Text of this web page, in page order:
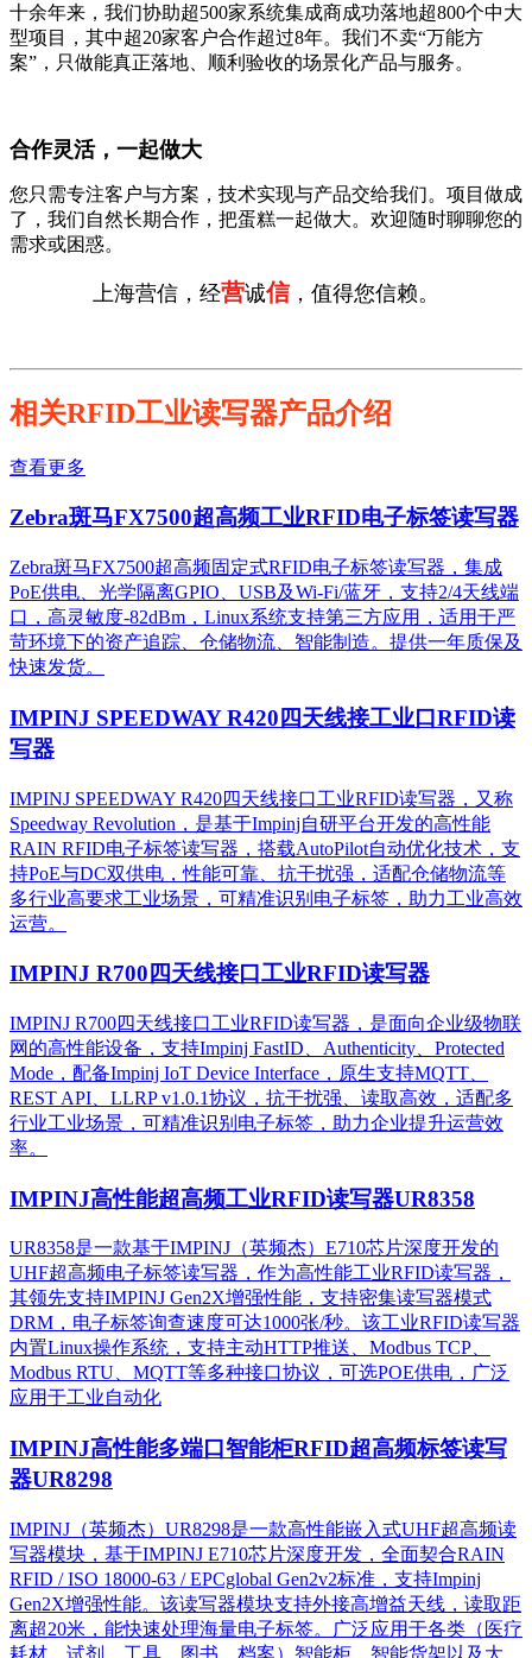
十余年来，我们协助超500家系统集成商成功落地超800个中大
型项目，其中超20家客户合作超过8年。我们不卖“万能方
案”，只做能真正落地、顺利验收的场景化产品与服务。
合作灵活，一起做大
您只需专注客户与方案，技术实现与产品交给我们。项目做成
了，我们自然长期合作，把蛋糕一起做大。欢迎随时聊聊您的
需求或困惑。
上海营信，经营诚信，值得您信赖。
相关RFID工业读写器产品介绍
查看更多
Zebra斑马FX7500超高频工业RFID电子标签读写器
Zebra斑马FX7500超高频固定式RFID电子标签读写器，集成
PoE供电、光学隔离GPIO、USB及Wi-Fi/蓝牙，支持2/4天线端
口，高灵敏度-82dBm，Linux系统支持第三方应用，适用于严
苛环境下的资产追踪、仓储物流、智能制造。提供一年质保及
快速发货。
IMPINJ SPEEDWAY R420四天线接工业口RFID读
写器
IMPINJ SPEEDWAY R420四天线接口工业RFID读写器，又称
Speedway Revolution，是基于Impinj自研平台开发的高性能
RAIN RFID电子标签读写器，搭载AutoPilot自动优化技术，支
持PoE与DC双供电，性能可靠、抗干扰强，适配仓储物流等
多行业高要求工业场景，可精准识别电子标签，助力工业高效
运营。​
IMPINJ R700四天线接口工业RFID读写器
IMPINJ R700四天线接口工业RFID读写器，是面向企业级物联
网的高性能设备，支持Impinj FastID、Authenticity、Protected
Mode，配备Impinj IoT Device Interface，原生支持MQTT、
REST API、LLRP v1.0.1协议，抗干扰强、读取高效，适配多
行业工业场景，可精准识别电子标签，助力企业提升运营效
率。
IMPINJ高性能超高频工业RFID读写器UR8358
UR8358是一款基于IMPINJ（英频杰）E710芯片深度开发的
UHF超高频电子标签读写器，作为高性能工业RFID读写器，
其领先支持IMPINJ Gen2X增强性能，支持密集读写器模式
DRM，电子标签询查速度可达1000张/秒。该工业RFID读写器
内置Linux操作系统，支持主动HTTP推送、Modbus TCP、
Modbus RTU、MQTT等多种接口协议，可选POE供电，广泛
应用于工业自动化
IMPINJ高性能多端口智能柜RFID超高频标签读写
器UR8298
IMPINJ（英频杰）UR8298是一款高性能嵌入式UHF超高频读
写器模块，基于IMPINJ E710芯片深度开发，全面契合RAIN
RFID / ISO 18000-63 / EPCglobal Gen2v2标准，支持Impinj
Gen2X增强性能。该读写器模块支持外接高增益天线，读取距
离超20米，能快速处理海量电子标签。广泛应用于各类（医疗
耗材、试剂、工具、图书、档案）智能柜、智能货架以及大